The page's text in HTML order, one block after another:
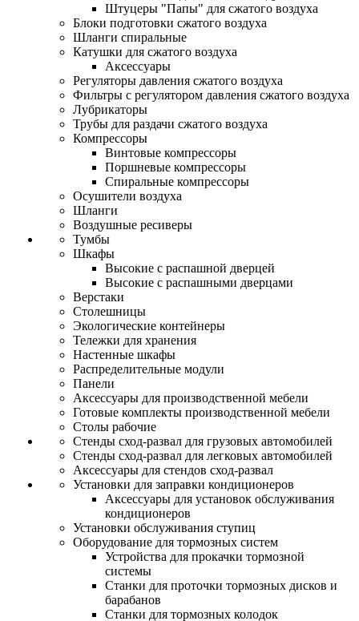
Штуцеры "Папы" для сжатого воздуха
Блоки подготовки сжатого воздуха
Шланги спиральные
Катушки для сжатого воздуха
Аксессуары
Регуляторы давления сжатого воздуха
Фильтры с регулятором давления сжатого воздуха
Лубрикаторы
Трубы для раздачи сжатого воздуха
Компрессоры
Винтовые компрессоры
Поршневые компрессоры
Спиральные компрессоры
Осушители воздуха
Шланги
Воздушные ресиверы
Тумбы
Шкафы
Высокие с распашной дверцей
Высокие с распашными дверцами
Верстаки
Столешницы
Экологические контейнеры
Тележки для хранения
Настенные шкафы
Распределительные модули
Панели
Аксессуары для производственной мебели
Готовые комплекты производственной мебели
Столы рабочие
Стенды сход-развал для грузовых автомобилей
Стенды сход-развал для легковых автомобилей
Аксессуары для стендов сход-развал
Установки для заправки кондиционеров
Аксессуары для установок обслуживания
кондиционеров
Установки обслуживания ступиц
Оборудование для тормозных систем
Устройства для прокачки тормозной
системы
Станки для проточки тормозных дисков и
барабанов
Станки для тормозных колодок